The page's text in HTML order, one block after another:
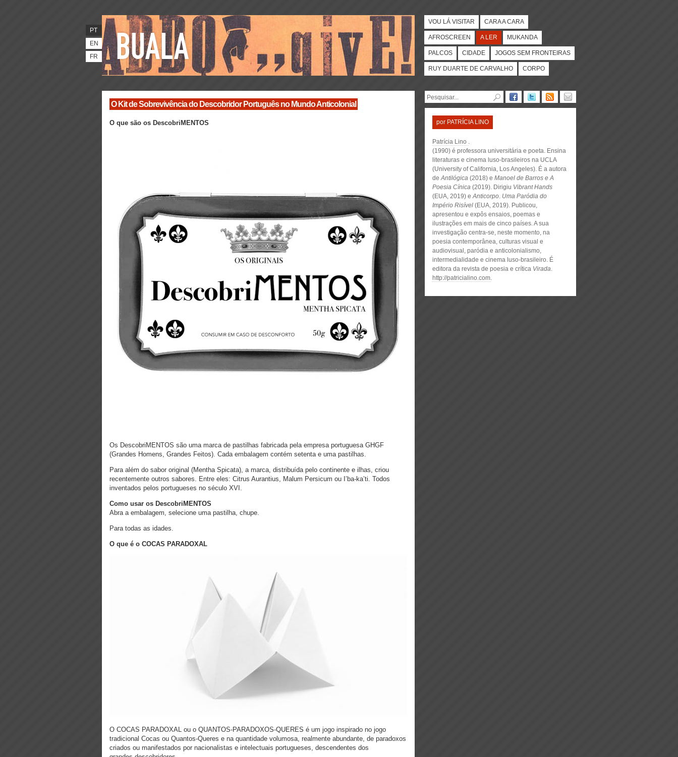
PT
EN
FR
VOU LÁ VISITAR CARA A CARA
AFROSCREEN A LER MUKANDA
PALCOS CIDADE JOGOS SEM FRONTEIRAS
RUY DUARTE DE CARVALHO CORPO
O Kit de Sobrevivência do Descobridor Português no Mundo Anticolonial
O que são os DescobriMENTOS
Os DescobriMENTOS são uma marca de pastilhas fabricada pela empresa portuguesa GHGF
(Grandes Homens, Grandes Feitos). Cada embalagem contém setenta e uma pastilhas.
Para além do sabor original (Mentha Spicata), a marca, distribuída pelo continente e ilhas, criou
recentemente outros sabores. Entre eles: Citrus Aurantius, Malum Persicum ou I’ba-ka’ti. Todos
inventados pelos portugueses no século XVI.
Como usar os DescobriMENTOS
Abra a embalagem, selecione uma pastilha, chupe.
Para todas as idades.
O que é o COCAS PARADOXAL
O COCAS PARADOXAL ou o QUANTOS-PARADOXOS-QUERES é um jogo inspirado no jogo
tradicional Cocas ou Quantos-Queres e na quantidade volumosa, realmente abundante, de paradoxos
criados ou manifestados por nacionalistas e intelectuais portugueses, descendentes dos
por PATRÍCIA LINO
Patrícia Lino .
(1990) é professora universitária e poeta. Ensina
literaturas e cinema luso-brasileiros na UCLA
(University of California, Los Angeles). É a autora
deAntilógica (2018) e Manoel de Barros e A
Poesia Cínica (2019). Dirigiu Vibrant Hands
(EUA, 2019) eAnticorpo. Uma Paródia do
Império Risível (EUA, 2019). Publicou,
apresentou e expôs ensaios, poemas e
ilustrações em mais de cinco países. A sua
investigação centra-se, neste momento, na
poesia contemporânea, culturas visual e
audiovisual, paródia e anticolonialismo,
intermedialidade e cinema luso-brasileiro. É
editora da revista de poesia e crítica Virada.
http://patricialino.com.